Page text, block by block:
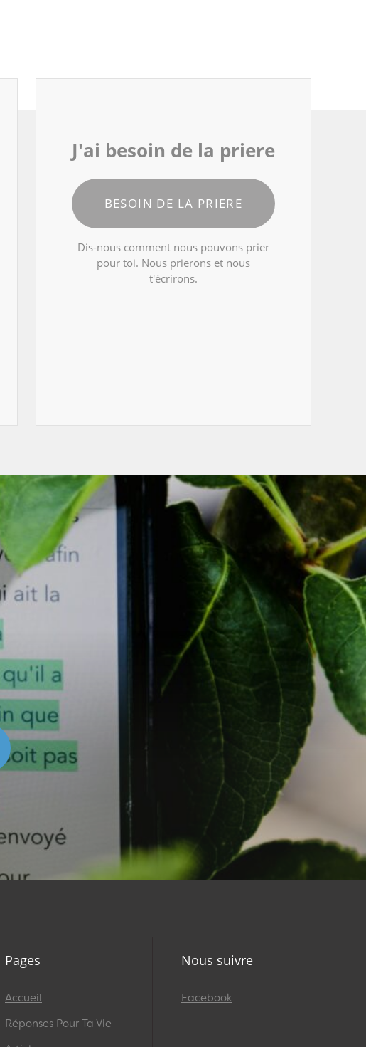
J'ai besoin de la priere
BESOIN DE LA PRIERE
Dis-nous comment nous pouvons prier
pour toi. Nous prierons et nous
t'écrirons.
Pages
Accueil
Réponses Pour Ta Vie
Nous suivre
Facebook